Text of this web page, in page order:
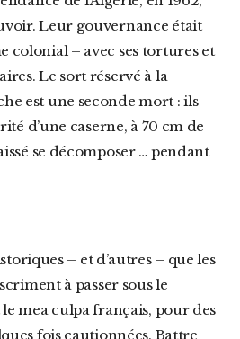
Leur gouvernance était
colonial – avec ses tortures et
Le sort réservé à la
est une seconde mort : ils
d’une caserne, à 70 cm de
se décomposer … pendant
à passer sous le
mea culpa français, pour des
fois cautionnées. Battre